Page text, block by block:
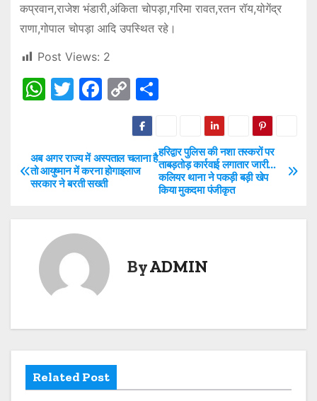
कप्रवान,राजेश भंडारी,अंकिता चोपड़ा,गरिमा रावत,रतन रॉय,योगेंद्र
राणा,गोपाल चोपड़ा आदि उपस्थित रहे।
Post Views: 2
W
s
A
T
er
F
e
b
k
C
o
p
y
Li
S
e
P
o
v
g
हरिद्वार पुलिस की नशा तस्करों पर
ताबड़तोड़ कार्रवाई लगातार जारी…
कलियर थाना ने पकड़ी बड़ी खेप
किया मुकदमा पंजीकृत
अब अगर राज्य में अस्पताल चलाना है
तो आयुष्मान में करना होगाइलाज
सरकार ने बरती सख्ती
ByADMIN
Related Post